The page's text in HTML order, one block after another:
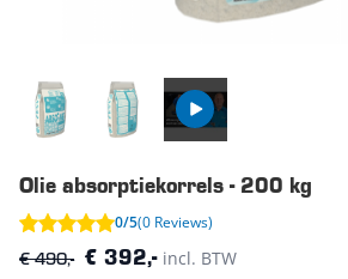
Olie absorptiekorrels - 200 kg
0/5(0 Reviews)
€ 490,- € 392,- incl. BTW